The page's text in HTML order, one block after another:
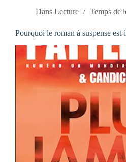
Dans Lecture Temps de
Pourquoi le roman à suspense